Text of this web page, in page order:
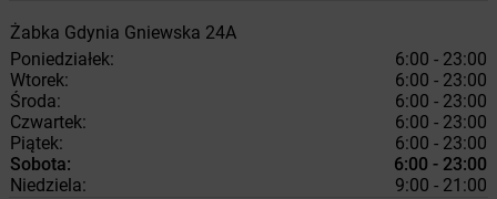
Żabka Gdynia Gniewska 24A
Poniedziałek:
6:00 - 23:00
Wtorek:
6:00 - 23:00
Środa:
6:00 - 23:00
Czwartek:
6:00 - 23:00
Piątek:
6:00 - 23:00
Sobota:
6:00 - 23:00
Niedziela:
9:00 - 21:00